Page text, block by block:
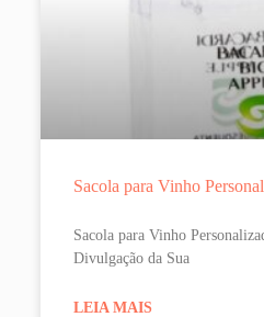
Sacola para Vinho
Sacola para Vinho
Divulgação da Sua
LEIA MAIS